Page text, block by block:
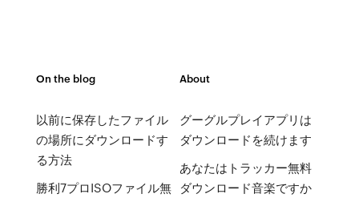
On the blog
以前に保存したファイル
の場所にダウンロードす
る方法
勝利7プロISOファイル無
About
グーグルプレイアプリは
ダウンロードを続けます
あなたはトラッカー無料
ダウンロード音楽ですか